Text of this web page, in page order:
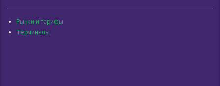
Рынки и тарифы
Терминалы